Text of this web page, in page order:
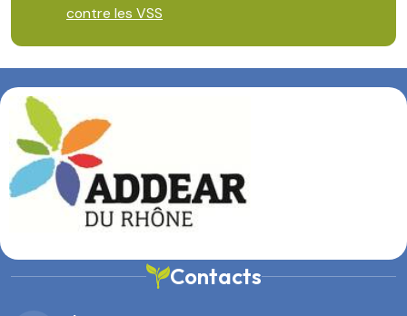
contre les VSS
Contacts